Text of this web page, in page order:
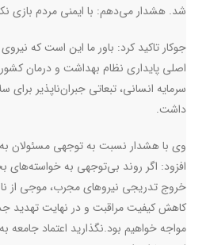
شد. هشدار می‌دهم: با ایمنی مردم بازی
جوکار تاکید کرد: باور ما این است که
اصلی پایداری نظام بهداشت و درمان
سرمایه انسانی، تبعاتی جبران‌ناپذیر
داشت.
وی با هشدار نسبت به توجهی مسئولان
افزود: اگر روند بی‌توجهی به خواسته‌های
خروج تدریجی نیروهای مجرب، موجی از
کاهش کیفیت مراقبت و در نهایت تهدید
مواجه خواهیم بود.نگذارید اعتماد